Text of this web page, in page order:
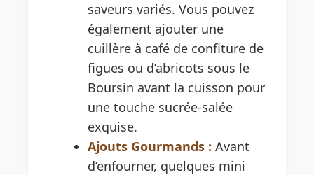
saveurs variés. Vous pouvez
également ajouter une
cuillère à café de confiture de
figues ou d’abricots sous le
Boursin avant la cuisson pour
une touche sucrée-salée
exquise.
Ajouts Gourmands : Avant
d’enfourner, quelques mini